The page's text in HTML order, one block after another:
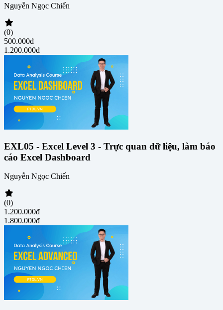
Nguyễn Ngọc Chiến
(0)
500.000đ
1.200.000đ
EXL05 - Excel Level 3 - Trực quan dữ liệu, làm báo
cáo Excel Dashboard
Nguyễn Ngọc Chiến
(0)
1.200.000đ
1.800.000đ